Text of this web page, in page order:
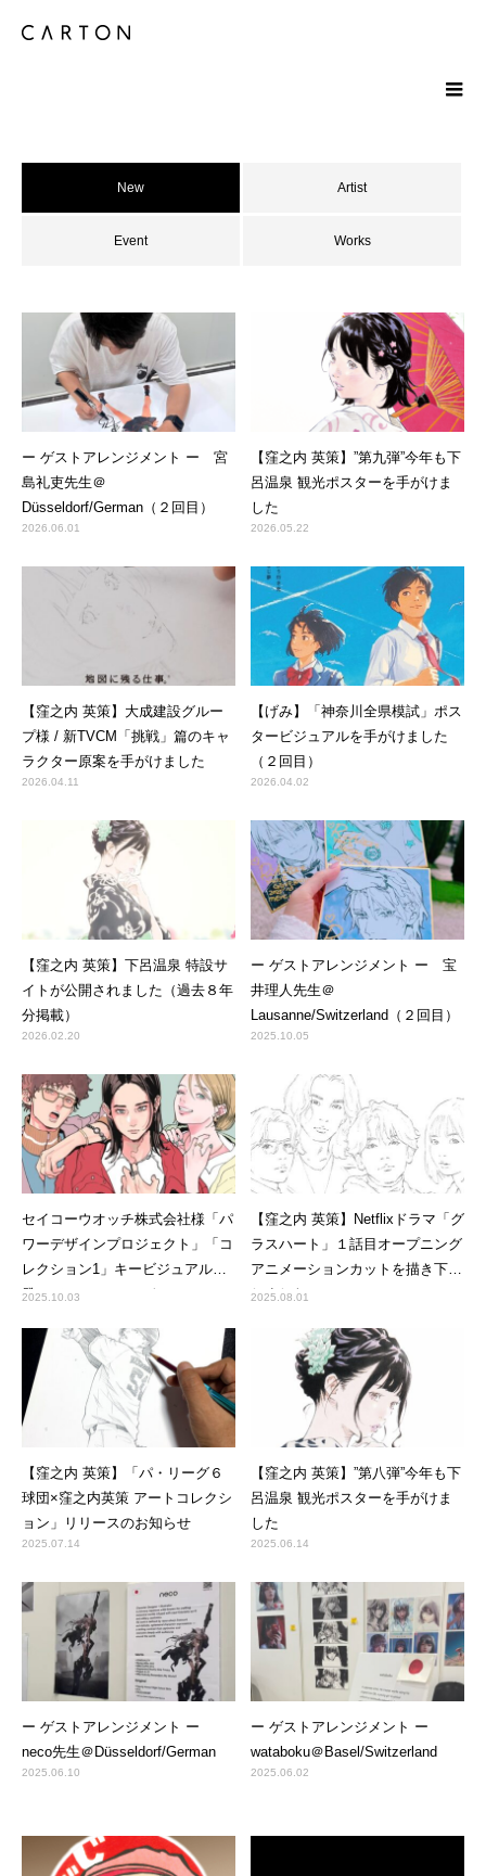
New Artist
Event Works
ー ゲストアレンジメント ー 宮
島礼吏先生＠
Düsseldorf/German（２回目）
2026.06.01
【窪之内 英策】”第九弾”今年も下
呂温泉 観光ポスターを手がけま
した
2026.05.22
【窪之内 英策】大成建設グルー
プ様 / 新TVCM「挑戦」篇のキャ
ラクター原案を手がけました
2026.04.11
【げみ】「神奈川全県模試」ポス
タービジュアルを手がけました
（２回目）
2026.04.02
【窪之内 英策】下呂温泉 特設サ
イトが公開されました（過去８年
分掲載）
2026.02.20
ー ゲストアレンジメント ー 宝
井理人先生＠
Lausanne/Switzerland（２回目）
2025.10.05
セイコーウオッチ株式会社様「パ
ワーデザインプロジェクト」「コ
レクション1」キービジュアル開
発にて、アーティストのアレン
た。
2025.10.03
【窪之内 英策】Netflixドラマ「グ
ラスハート」１話目オープニング
アニメーションカットを描き下ろ
しました
2025.08.01
【窪之内 英策】「パ・リーグ６
球団×窪之内英策 アートコレクシ
ョン」リリースのお知らせ
2025.07.14
【窪之内 英策】”第八弾”今年も下
呂温泉 観光ポスターを手がけま
した
2025.06.14
ー ゲストアレンジメント ー
neco先生＠Düsseldorf/German
2025.06.10
ー ゲストアレンジメント ー
wataboku＠Basel/Switzerland
2025.06.02